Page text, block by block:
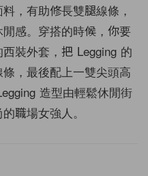
，有助修長雙腿線條，
感。穿搭的時候，你要
裝外套，把 Legging 的
，最後配上一雙尖頭高
造型由輕鬆休閒街
職場女強人。